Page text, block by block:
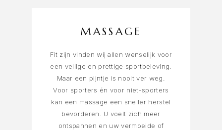
MASSAGE
Fit zijn vinden wij allen wenselijk voor
een veilige en prettige sportbeleving.
Maar een pijntje is nooit ver weg.
Voor sporters én voor niet-sporters
kan een massage een sneller herstel
bevorderen. U voelt zich meer
ontspannen en uw vermoeide of